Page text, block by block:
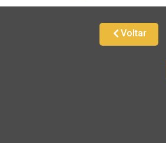
Voltar